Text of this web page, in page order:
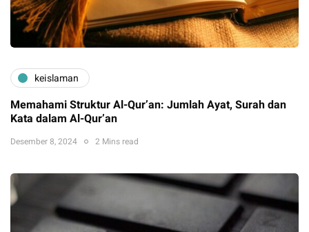
keislaman
Memahami Struktur Al-Qur’an: Jumlah Ayat, Surah dan
Kata dalam Al-Qur’an
Desember 8, 2024 2 Mins read